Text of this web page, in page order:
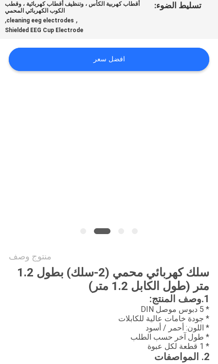
أخبار
اطلب
تسليط الضوء:
أقطاب كهربية الكأس ، وتنظيف أقطاب كهربائية ، وقطب
الكوب الكهربائي المحمي
,
cleaning eeg electrodes
,
Shielded EEG Cup Electrode
افضل سعر
منتوج وصف
سلك كهربائي محمي (2-سلك) بطول 1.2
متر (طول الكابل 1.2 متر)
1.وصف المنتج:
* 5 دبوس موصل DIN
* جودة خامات عالية للكابلات
* اللون: أحمر / أسود
* طول آخر حسب الطلب
* 1 قطعة لكل عبوة
2. المواصفات